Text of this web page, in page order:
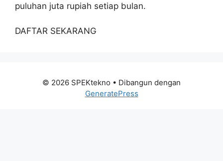
puluhan juta rupiah setiap bulan.
DAFTAR SEKARANG
© 2026 SPEKtekno • Dibangun dengan
GeneratePress